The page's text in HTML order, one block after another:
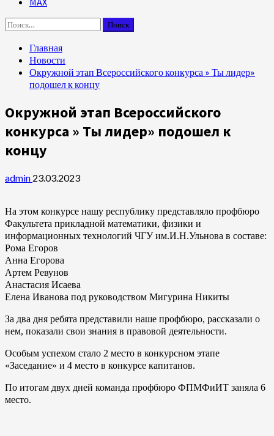
Найти:
Главная
Новости
Окружной этап Всероссийского конкурса » Ты лидер»
подошел к концу
Окружной этап Всероссийского
конкурса » Ты лидер» подошел к
концу
admin 23.03.2023
На этом конкурсе нашу республику представляло профбюро
Факультета прикладной математики, физики и
информационных технологий ЧГУ им.И.Н.Ульнова в составе:
Рома Егоров
Анна Егорова
Артем Ревунов
Анастасия Исаева
Елена Иванова под руководством Мигурина Никиты
За два дня ребята представили наше профбюро, рассказали о
нем, показали свои знания в правовой деятельности.
Особым успехом стало 2 место в конкурсном этапе
«Заседание» и 4 место в конкурсе капитанов.
По итогам двух дней команда профбюро ФПМФиИТ заняла 6
место.